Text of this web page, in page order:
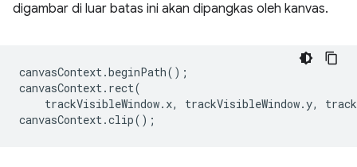
digambar di luar batas ini akan dipangkas oleh kanvas.
canvasContext.beginPath();
canvasContext. rect(
trackVisibleWindow. x, trackVisibleWindow.y,
canvasContext.clip();